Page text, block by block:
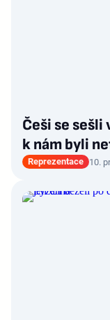
Češi se
k nám byli
Reprezentace 10.